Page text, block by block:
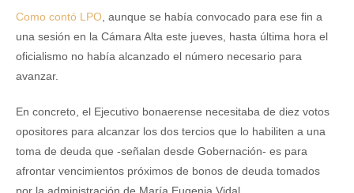
Como contó LPO , aunque se había convocado para ese fin a
una sesión en la Cámara Alta este jueves, hasta última hora el
oficialismo no había alcanzado el número necesario para
avanzar.
En concreto, el Ejecutivo bonaerense necesitaba de diez votos
opositores para alcanzar los dos tercios que lo habiliten a una
toma de deuda que -señalan desde Gobernación- es para
afrontar vencimientos próximos de bonos de deuda tomados